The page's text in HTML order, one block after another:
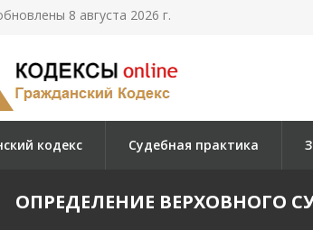
8 августа 2026 г.
кодекс Судебная практика
ОПРЕДЕЛЕНИЕ ВЕРХОВНОГО